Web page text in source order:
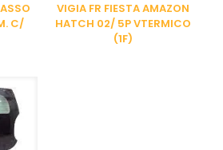
C/
VIGIA FR FIESTA AMAZON
HATCH 02/ 5P VTERMICO
(1F)